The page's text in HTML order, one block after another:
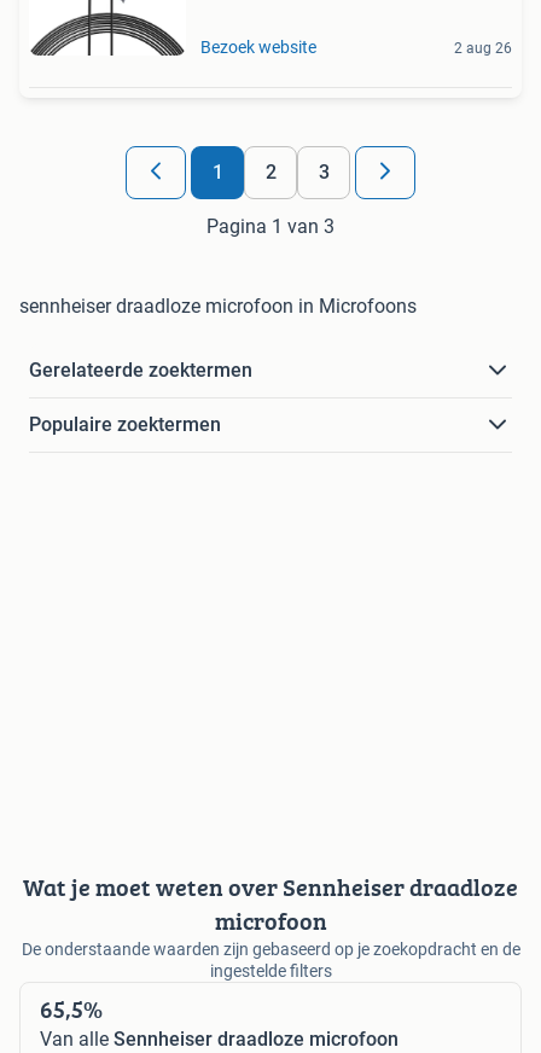
Bezoek website 2 aug 26
1 2 3
Pagina 1 van 3
sennheiser draadloze microfoon in Microfoons
Gerelateerde zoektermen
Populaire zoektermen
Wat je moet weten over Sennheiser draadloze
microfoon
De onderstaande waarden zijn gebaseerd op je zoekopdracht en de
ingestelde filters
65,5%
Van alle Sennheiser draadloze microfoon